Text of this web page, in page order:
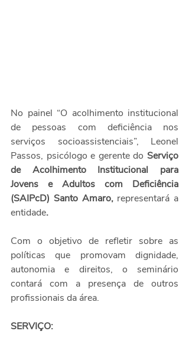
No painel “O acolhimento institucional
de pessoas com deficiência nos
serviços socioassistenciais”, Leonel
Passos, psicólogo e gerente do Serviço
de Acolhimento Institucional para
Jovens e Adultos com Deficiência
(SAIPcD) Santo Amaro, representará a
entidade.
políticas que promovam dignidade,
autonomia e direitos, o seminário
contará com a presença de outros
profissionais da área.
SERVIÇO: